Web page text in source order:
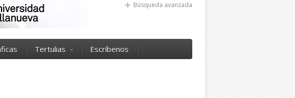
Búsqueda avanzada
Tertulias Escríbenos